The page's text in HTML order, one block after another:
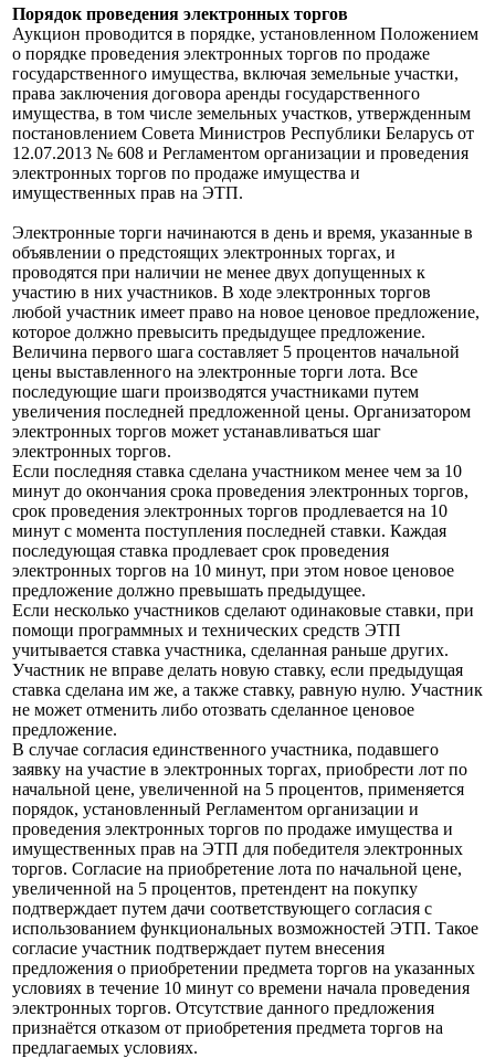
Порядок проведения электронных торгов
Аукцион проводится в порядке, установленном Положением
о порядке проведения электронных торгов по продаже
государственного имущества, включая земельные участки,
права заключения договора аренды государственного
имущества, в том числе земельных участков, утвержденным
постановлением Совета Министров Республики Беларусь от
12.07.2013 № 608 и Регламентом организации и проведения
электронных торгов по продаже имущества и
имущественных прав на ЭТП.
Электронные торги начинаются в день и время, указанные в
объявлении о предстоящих электронных торгах, и
проводятся при наличии не менее двух допущенных к
участию в них участников. В ходе электронных торгов
любой участник имеет право на новое ценовое предложение,
которое должно превысить предыдущее предложение.
Величина первого шага составляет 5 процентов начальной
цены выставленного на электронные торги лота. Все
последующие шаги производятся участниками путем
увеличения последней предложенной цены. Организатором
электронных торгов может устанавливаться шаг
электронных торгов.
Если последняя ставка сделана участником менее чем за 10
минут до окончания срока проведения электронных торгов,
срок проведения электронных торгов продлевается на 10
минут с момента поступления последней ставки. Каждая
последующая ставка продлевает срок проведения
электронных торгов на 10 минут, при этом новое ценовое
предложение должно превышать предыдущее.
Если несколько участников сделают одинаковые ставки, при
помощи программных и технических средств ЭТП
учитывается ставка участника, сделанная раньше других.
Участник не вправе делать новую ставку, если предыдущая
ставка сделана им же, а также ставку, равную нулю. Участник
не может отменить либо отозвать сделанное ценовое
предложение.
В случае согласия единственного участника, подавшего
заявку на участие в электронных торгах, приобрести лот по
начальной цене, увеличенной на 5 процентов, применяется
порядок, установленный Регламентом организации и
проведения электронных торгов по продаже имущества и
имущественных прав на ЭТП для победителя электронных
торгов. Согласие на приобретение лота по начальной цене,
увеличенной на 5 процентов, претендент на покупку
подтверждает путем дачи соответствующего согласия с
использованием функциональных возможностей ЭТП. Такое
согласие участник подтверждает путем внесения
предложения о приобретении предмета торгов на указанных
условиях в течение 10 минут со времени начала проведения
электронных торгов. Отсутствие данного предложения
признаётся отказом от приобретения предмета торгов на
предлагаемых условиях.